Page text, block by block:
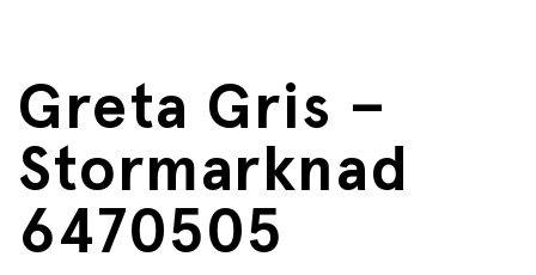
Greta Gris –
Stormarknad
6470505